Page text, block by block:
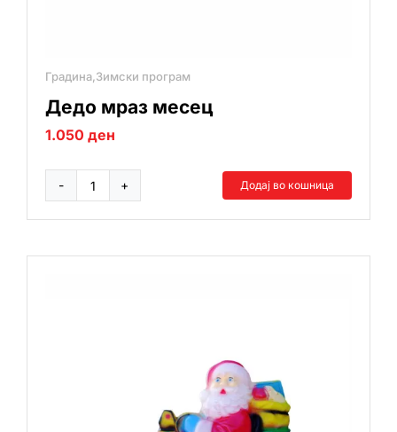
Градина,Зимски програм
Дедо мраз месец
1.050 ден
Дедо
количина
Додај во кошница